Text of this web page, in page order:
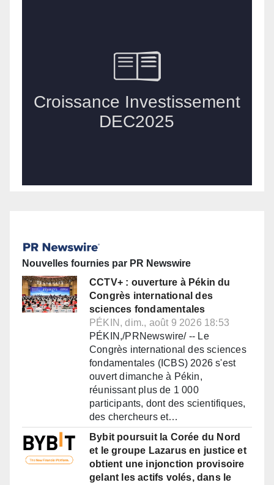
Nouvelles fournies par PR Newswire
CCTV+ : ouverture à Pékin du
Congrès international des
sciences fondamentales
PÉKIN, dim., août 9 2026 18:53
PÉKIN,/PRNewswire/ -- Le
Congrès international des sciences
fondamentales (ICBS) 2026 s'est
ouvert dimanche à Pékin,
réunissant plus de 1 000
participants, dont des scientifiques,
des chercheurs et…
Bybit poursuit la Corée du Nord
et le groupe Lazarus en justice et
obtient une injonction provisoire
gelant les actifs volés, dans le